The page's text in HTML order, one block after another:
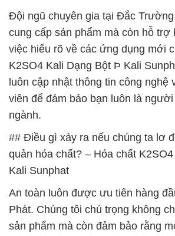
Đội ngũ chuyên gia tại Đắc
cung cấp sản phẩm mà còn hỗ trợ
việc hiểu rõ về các ứng dụng mới
K2SO4 Kali Dạng Bột Þ Kali
luôn cập nhật thông tin công nghệ
viên để đảm bảo bạn luôn là
ngành.
## Điều gì xảy ra nếu chúng ta lơ
quản hóa chất? – Hóa chất
Kali Sunphat
An toàn luôn được ưu tiên hàng
Phát. Chúng tôi chú trọng không
sản phẩm mà còn đảm bảo rằng